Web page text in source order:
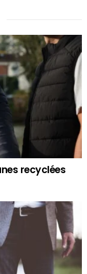
recyclées